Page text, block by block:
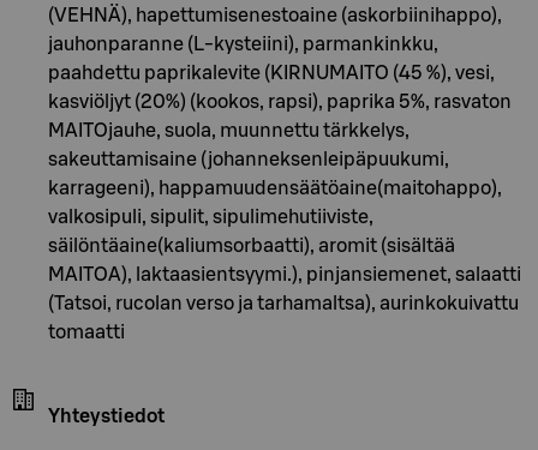
(VEHNÄ), hapettumisenestoaine (askorbiinihappo),
jauhonparanne (L-kysteiini), parmankinkku,
paahdettu paprikalevite (KIRNUMAITO (45 %), vesi,
kasviöljyt (20%) (kookos, rapsi), paprika 5%, rasvaton
MAITOjauhe, suola, muunnettu tärkkelys,
sakeuttamisaine (johanneksenleipäpuukumi,
karrageeni), happamuudensäätöaine(maitohappo),
valkosipuli, sipulit, sipulimehutiiviste,
säilöntäaine(kaliumsorbaatti), aromit (sisältää
MAITOA), laktaasientsyymi.), pinjansiemenet, salaatti
(Tatsoi, rucolan verso ja tarhamaltsa), aurinkokuivattu
tomaatti
Yhteystiedot